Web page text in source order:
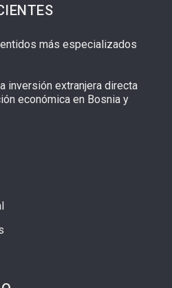
más especializados
inversión extranjera directa
económica en Bosnia y